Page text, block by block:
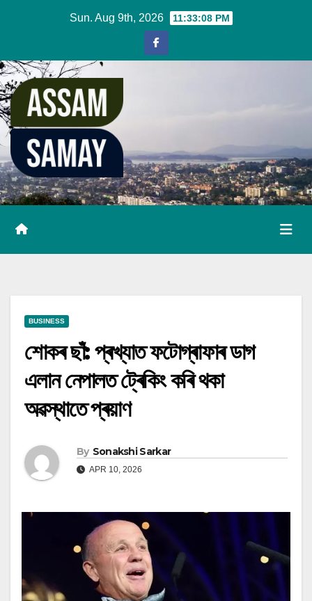
Sun. Aug 9th, 2026 11:33:09 PM
BUSINESS
শোকৰ ছাঁ: প্ৰখ্যাত ফটোগ্ৰাফাৰ ডাগ
এলান নেপালত ট্ৰেকিং কৰি থকা
অৱস্থাতে প্ৰয়াণ
By Sonakshi Sarkar
APR 10, 2026